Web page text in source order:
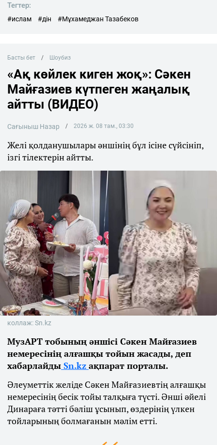
Тегтер:
#ислам #дін #Мұхамеджан Тазабеков
Басты бет Шоубиз
«Ақ көйлек киген жоқ»: Сәкен
Майғазиев күтпеген жаңалық
айтты (ВИДЕО)
Сағыныш Назар 2026 ж. 08 там., 03:30
Желі қолданушылары әншінің бұл ісіне сүйсініп,
ізгі тілектерін айтты.
коллаж: Sn.kz
МузАРТ тобының әншісі Сәкен Майғазиев
немересінің алғашқы тойын жасады, деп
хабарлайды Sn.kz ақпарат порталы.
Әлеуметтік желіде Сәкен Майғазиевтің алғашқы
немересінің бесік тойы талқыға түсті. Әнші әйелі
Динараға тәтті бәліш ұсынып, өздерінің үлкен
тойларының болмағанын мәлім етті.